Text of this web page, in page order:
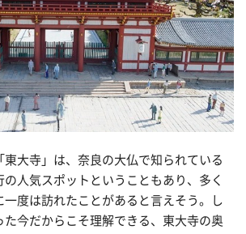
大寺」は、奈良の大仏で知られている
人気スポットということもあり、多く
一度は訪れたことがあると言えそう。し
今だからこそ理解できる、東大寺の奥